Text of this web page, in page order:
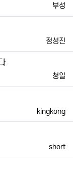
등록자
부성
등록자
정성진
.
등록자
청일
등록자
kingkong
등록자
short